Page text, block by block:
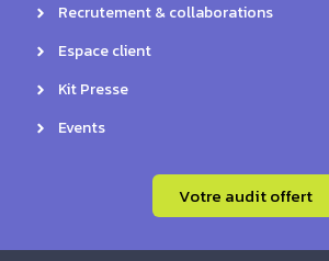
Recrutement & collaborations
Espace client
Kit Presse
Events
Votre audit offert